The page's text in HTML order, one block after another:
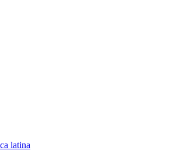
latina